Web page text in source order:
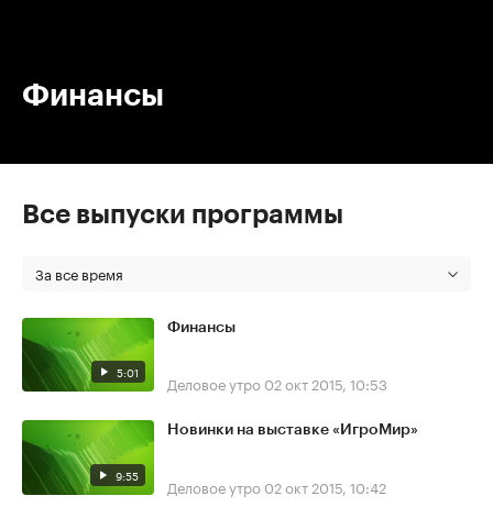
Финансы
Все выпуски программы
За все время
5:01
Финансы
Деловое утро 02 окт 2015, 10:53
9:55
Новинки на выставке «ИгроМир»
Деловое утро 02 окт 2015, 10:42